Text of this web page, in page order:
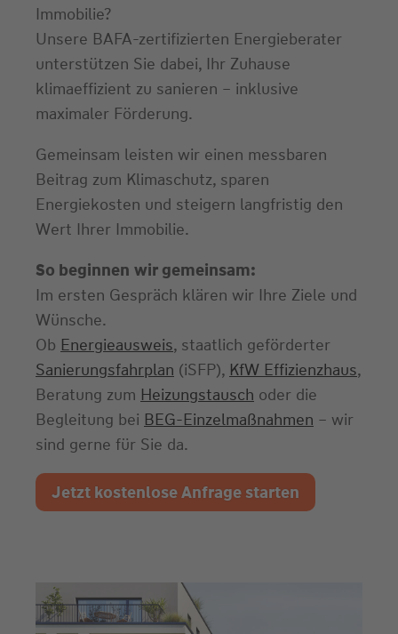
Immobilie?
Unsere BAFA-zertifizierten Energieberater
unterstützen Sie dabei, Ihr Zuhause
klimaeffizient zu sanieren – inklusive
maximaler Förderung.
Gemeinsam leisten wir einen messbaren
Beitrag zum Klimaschutz, sparen
Energiekosten und steigern langfristig den
Wert Ihrer Immobilie.
So beginnen wir gemeinsam:
Im ersten Gespräch klären wir Ihre Ziele und
Wünsche.
Ob Energieausweis, staatlich geförderter
Sanierungsfahrplan (iSFP), KfW Effizienzhaus,
Beratung zum Heizungstausch oder die
Begleitung bei BEG-Einzelmaßnahmen – wir
sind gerne für Sie da.
Jetzt kostenlose Anfrage starten